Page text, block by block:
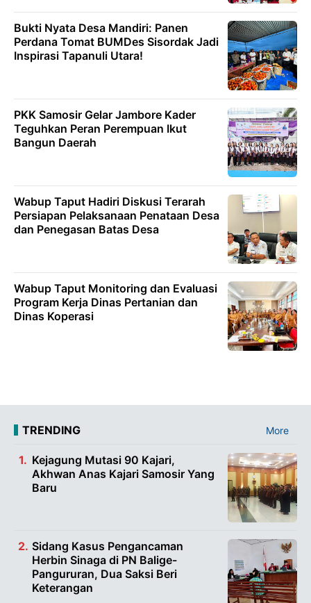
Bukti Nyata Desa Mandiri: Panen
Perdana Tomat BUMDes Sisordak Jadi
Inspirasi Tapanuli Utara!
PKK Samosir Gelar Jambore Kader
Teguhkan Peran Perempuan Ikut
Bangun Daerah
Wabup Taput Hadiri Diskusi Terarah
Persiapan Pelaksanaan Penataan Desa
dan Penegasan Batas Desa
Wabup Taput Monitoring dan Evaluasi
Program Kerja Dinas Pertanian dan
Dinas Koperasi
TRENDING More
Kejagung Mutasi 90 Kajari,
Akhwan Anas Kajari Samosir Yang
Baru
Sidang Kasus Pengancaman
Herbin Sinaga di PN Balige-
Pangururan, Dua Saksi Beri
Keterangan